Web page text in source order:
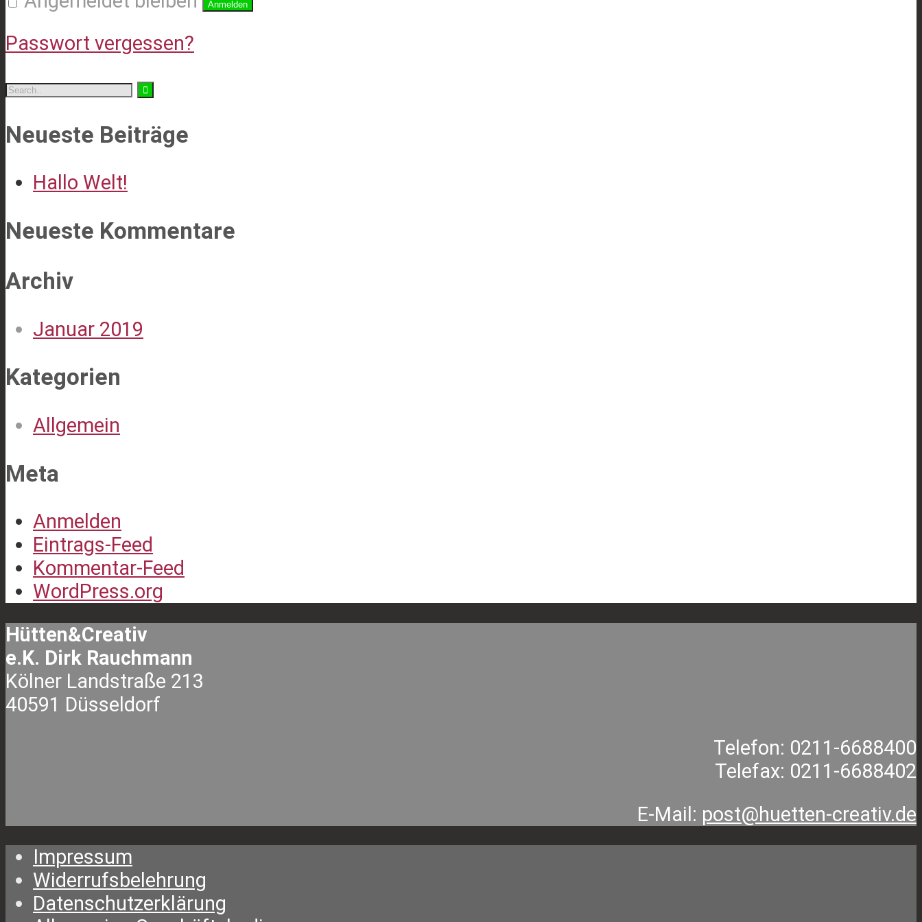
Anmelden
Passwort vergessen?
Neueste Beiträge
Hallo Welt!
Neueste Kommentare
Archiv
Januar 2019
Kategorien
Allgemein
Meta
Anmelden
Eintrags-Feed
Kommentar-Feed
WordPress.org
Hütten&Creativ
e.K. Dirk Rauchmann
Kölner Landstraße 213
40591 Düsseldorf
Telefon: 0211-6688400
Telefax: 0211-6688402
E-Mail: post@huetten-creativ.de
Impressum
Widerrufsbelehrung
Datenschutzerklärung